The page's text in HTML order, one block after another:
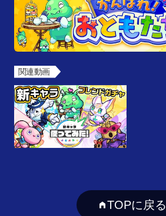
関連動画
TOPに戻る